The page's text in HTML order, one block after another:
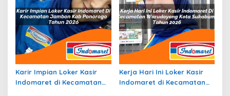
Karir Impian Loker Kasir
Indomaret di Kecamatan
Kerja Hari Ini Loker Kasir
Indomaret di Kecamatan